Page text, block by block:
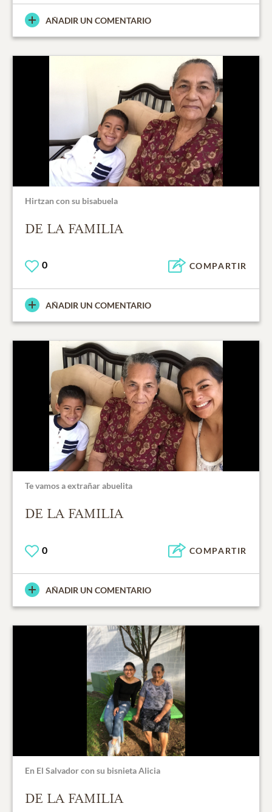
AÑADIR UN COMENTARIO
Hirtzan con su bisabuela
DE LA FAMILIA
0 COMPARTIR
AÑADIR UN COMENTARIO
Te vamos a extrañar abuelita
DE LA FAMILIA
0 COMPARTIR
AÑADIR UN COMENTARIO
En El Salvador con su bisnieta Alicia
DE LA FAMILIA